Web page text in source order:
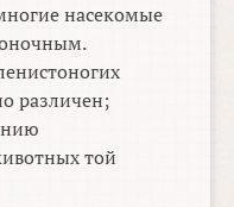
насекомые
различен;
той